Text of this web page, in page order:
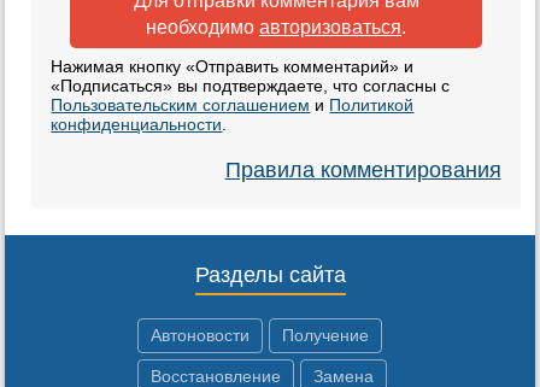
необходимо авторизоваться.
Нажимая кнопку «Отправить комментарий» и
«Подписаться» вы подтверждаете, что согласны с
Пользовательским соглашением и Политикой
конфиденциальности
Правила комментирования
Разделы сайта
Автоновости Получение
Восстановление Замена